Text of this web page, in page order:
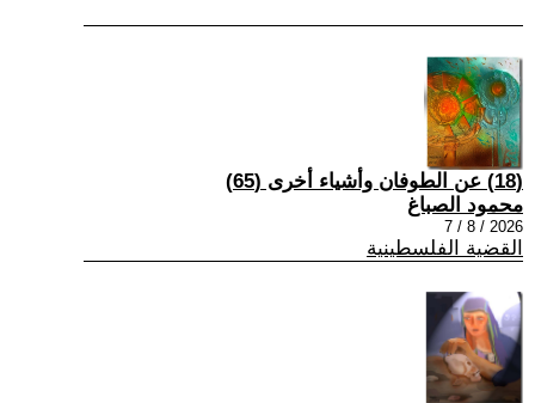
(18) عن الطوفان وأشياء أخرى (65)
محمود الصباغ
2026 / 8 / 7
القضية الفلسطينية